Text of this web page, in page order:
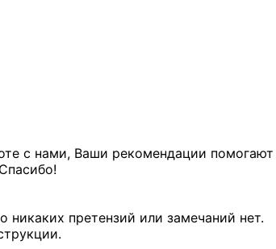
с нами, Ваши рекомендации помогают
Спасибо!
претензий или замечаний нет.